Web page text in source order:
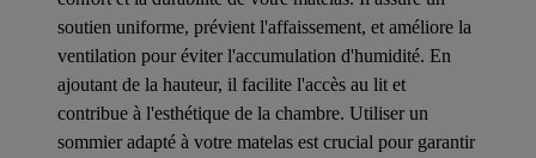
soutien uniforme, prévient l'affaissement, et améliore la
ventilation pour éviter l'accumulation d'humidité. En
ajoutant de la hauteur, il facilite l'accès au lit et
contribue à l'esthétique de la chambre. Utiliser un
sommier adapté à votre matelas est crucial pour garantir